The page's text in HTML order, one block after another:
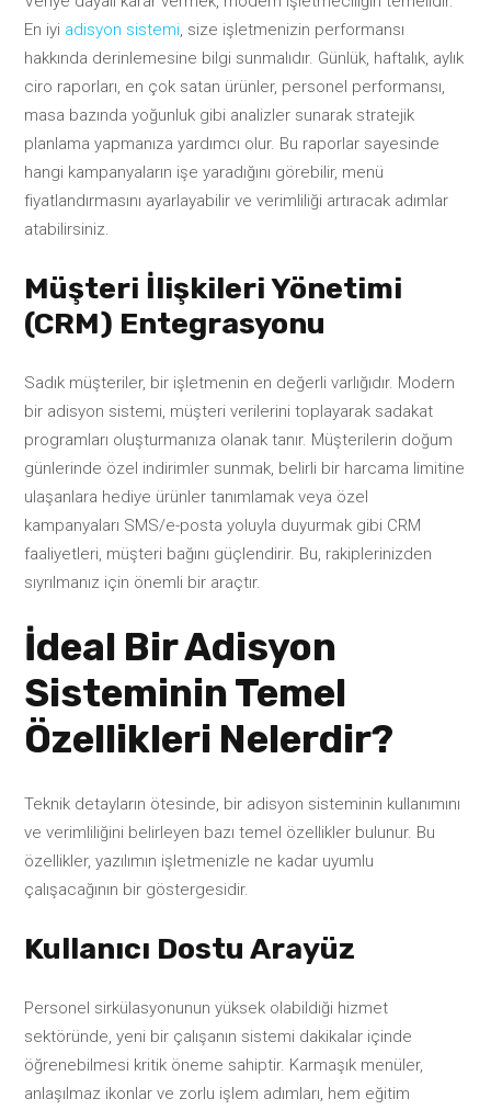
En iyi adisyon sistemi, size işletmenizin performansı
hakkında derinlemesine bilgi sunmalıdır. Günlük, haftalık, aylık
ciro raporları, en çok satan ürünler, personel performansı,
masa bazında yoğunluk gibi analizler sunarak stratejik
planlama yapmanıza yardımcı olur. Bu raporlar sayesinde
hangi kampanyaların işe yaradığını görebilir, menü
fiyatlandırmasını ayarlayabilir ve verimliliği artıracak adımlar
atabilirsiniz.
Müşteri İlişkileri Yönetimi
(CRM) Entegrasyonu
Sadık müşteriler, bir işletmenin en değerli varlığıdır. Modern
bir adisyon sistemi, müşteri verilerini toplayarak sadakat
programları oluşturmanıza olanak tanır. Müşterilerin doğum
günlerinde özel indirimler sunmak, belirli bir harcama limitine
ulaşanlara hediye ürünler tanımlamak veya özel
kampanyaları SMS/e-posta yoluyla duyurmak gibi CRM
faaliyetleri, müşteri bağını güçlendirir. Bu, rakiplerinizden
sıyrılmanız için önemli bir araçtır.
İdeal Bir Adisyon
Sisteminin Temel
Özellikleri Nelerdir?
Teknik detayların ötesinde, bir adisyon sisteminin kullanımını
ve verimliliğini belirleyen bazı temel özellikler bulunur. Bu
özellikler, yazılımın işletmenizle ne kadar uyumlu
çalışacağının bir göstergesidir.
Kullanıcı Dostu Arayüz
Personel sirkülasyonunun yüksek olabildiği hizmet
sektöründe, yeni bir çalışanın sistemi dakikalar içinde
öğrenebilmesi kritik öneme sahiptir. Karmaşık menüler,
anlaşılmaz ikonlar ve zorlu işlem adımları, hem eğitim